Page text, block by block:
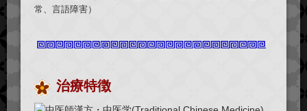
常、言語障害）
治療特徴